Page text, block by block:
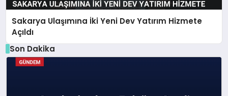
Sakarya Ulaşımına İki Yeni Dev Yatırım Hizmete
Açıldı
Son Dakika